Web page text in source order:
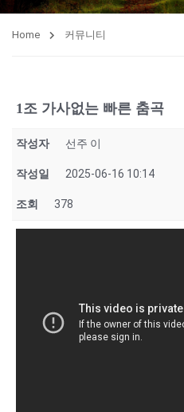
Home 커뮤니티
1조 가사없는 빠른 춤곡
작성자 선주 이
작성일 2025-06-16 10:14
조회 378